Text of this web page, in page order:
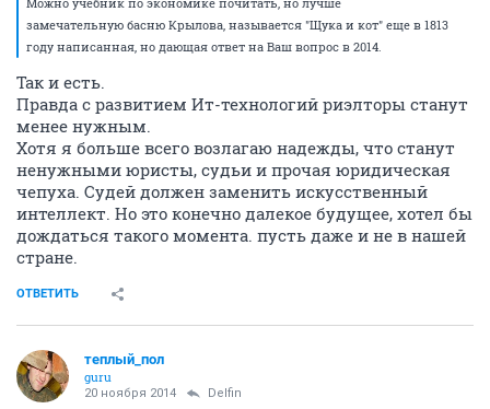
замечательную басню Крылова, называется "Щука и кот" еще в 1813
году написанная, но дающая ответ на Ваш вопрос в 2014.
Так и есть.
Правда с развитием Ит-технологий риэлторы станут
менее нужным.
Хотя я больше всего возлагаю надежды, что станут
ненужными юристы, судьи и прочая юридическая
чепуха. Судей должен заменить искусственный
интеллект. Но это конечно далекое будущее, хотел бы
дождаться такого момента. пусть даже и не в нашей
стране.
ОТВЕТИТЬ
теплый_пол
guru
20 ноября 2014 Delfin